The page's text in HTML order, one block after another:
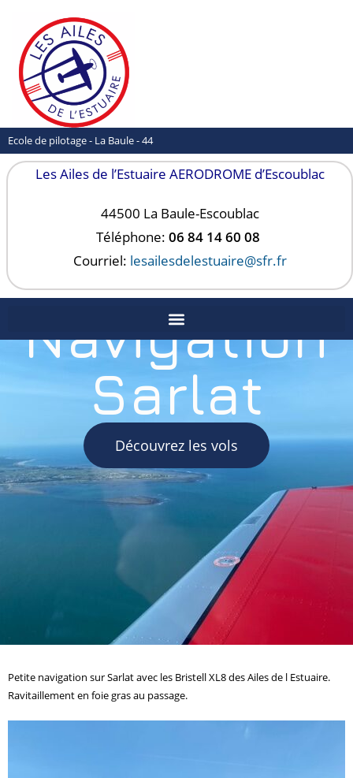
Ecole de pilotage - La Baule - 44
Les Ailes de l’Estuaire AERODROME d’Escoublac
44500 La Baule-Escoublac
Téléphone: 06 84 14 60 08
Courriel: lesailesdelestuaire@sfr.fr
Navigation
Sarlat
Découvrez les vols
Petite navigation sur Sarlat avec les Bristell XL8 des Ailes de l Estuaire.
Ravitaillement en foie gras au passage.